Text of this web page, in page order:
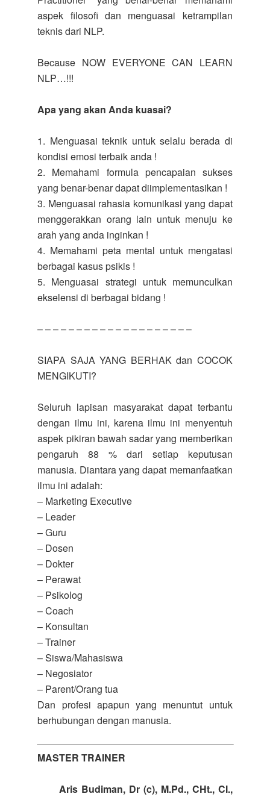
aspek filosofi dan menguasai ketrampilan
teknis dari NLP.
Because NOW EVERYONE CAN LEARN
NLP…!!!
Apa yang akan Anda kuasai?
1. Menguasai teknik untuk selalu berada di
kondisi emosi terbaik anda !
2. Memahami formula pencapaian sukses
yang benar-benar dapat diimplementasikan !
3. Menguasai rahasia komunikasi yang dapat
menggerakkan orang lain untuk menuju ke
arah yang anda inginkan !
4. Memahami peta mental untuk mengatasi
berbagai kasus psikis !
5. Menguasai strategi untuk memunculkan
ekselensi di berbagai bidang !
– – – – – – – – – – – – – – – – – – – –
SIAPA SAJA YANG BERHAK dan COCOK
MENGIKUTI?
Seluruh lapisan masyarakat dapat terbantu
dengan ilmu ini, karena ilmu ini menyentuh
aspek pikiran bawah sadar yang memberikan
pengaruh 88 % dari setiap keputusan
manusia. Diantara yang dapat memanfaatkan
ilmu ini adalah:
– Marketing Executive
– Leader
– Guru
– Dosen
– Dokter
– Perawat
– Psikolog
– Coach
– Konsultan
– Trainer
– Siswa/Mahasiswa
– Negosiator
– Parent/Orang tua
Dan profesi apapun yang menuntut untuk
berhubungan dengan manusia.
MASTER TRAINER
Aris Budiman, Dr (c), M.Pd., CHt., CI.,